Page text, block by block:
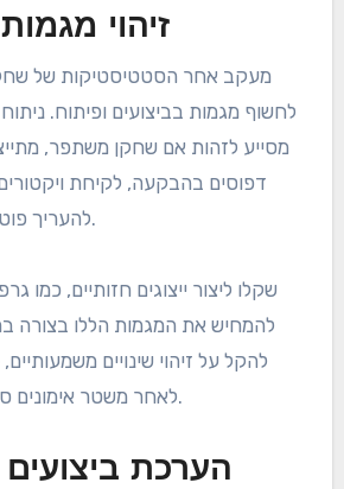
זיהוי
מעקב אחר הסטטיסטיקות של
לחשוף מגמות בביצועים ופיתוח.
מסייע לזהות אם שחקן משתפר,
דפוסים בהבקעה, לקיחת
להעריך פוטנציאל לטווח הארוך.
שקלו ליצור ייצוגים חזותיים, כמו
להמחיש את המגמות הללו בצורה
להקל על זיהוי שינויים
לאחר משטר אימונים ספציפי או שינוי מאמן.
הערכת